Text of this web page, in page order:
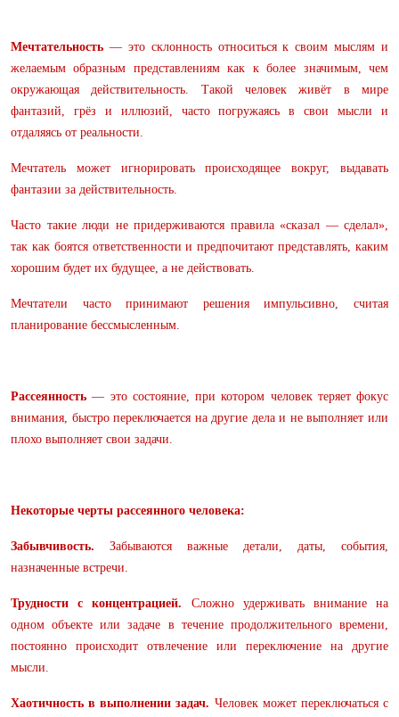
Мечтательность — это склонность относиться к своим мыслям и
желаемым образным представлениям как к более значимым, чем
окружающая действительность. Такой человек живёт в мире
фантазий, грёз и иллюзий, часто погружаясь в свои мысли и
отдаляясь от реальности.
Мечтатель может игнорировать происходящее вокруг, выдавать
фантазии за действительность.
Часто такие люди не придерживаются правила «сказал — сделал»,
так как боятся ответственности и предпочитают представлять, каким
хорошим будет их будущее, а не действовать.
Мечтатели часто принимают решения импульсивно, считая
планирование бессмысленным.
Рассеянность — это состояние, при котором человек теряет фокус
внимания, быстро переключается на другие дела и не выполняет или
плохо выполняет свои задачи.
Некоторые черты рассеянного человека:
Забывчивость. Забываются важные детали, даты, события,
назначенные встречи.
Трудности с концентрацией. Сложно удерживать внимание на
одном объекте или задаче в течение продолжительного времени,
постоянно происходит отвлечение или переключение на другие
мысли.
Хаотичность в выполнении задач. Человек может переключаться с